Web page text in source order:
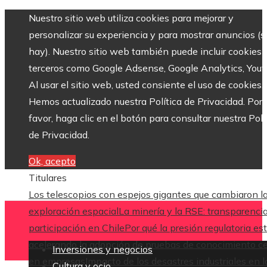
Nuestro sitio web utiliza cookies para mejorar y
personalizar su experiencia y para mostrar anuncios
hay). Nuestro sitio web también puede incluir cookies
terceros como Google Adsense, Google Analytics,
Al usar el sitio web, usted consiente el uso de cookies.
Hemos actualizado nuestra Política de Privacidad. Por
favor, haga clic en el botón para consultar nuestra
de Privacidad.
Ok, acepto
Titulares
Los telescopios con espejos gigantes que cambiaron
exploración espacialLa minería y la RSE:
participación en ChilePor qué la presión regulatoria
acelerando la adopción de pruebas de conocimiento
en empresas
Impacto de los desastres industriales en
Inversiones y negocios